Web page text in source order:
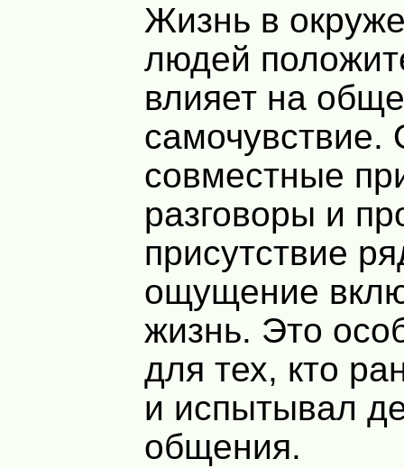
Жизнь в
людей
влияет на
совместные
разговоры и
присутствие
ощущение
жизнь. Это
для тех, кто
и испытывал
общения.